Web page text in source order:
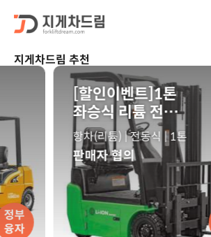
지게차드림 추천
정부
융자
[할인이벤트]1톤
좌승식 리튬 전동
지게차 CPDS10-
XD/3륜지게차
항차(리튬) | 전동식 | 1톤
판매자 협의